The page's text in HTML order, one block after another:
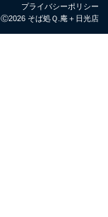
プライバシーポリシー
Ⓒ2026 そば処Ｑ.庵＋日光店